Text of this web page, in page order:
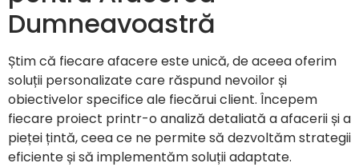
Dumneavoastră
Știm că fiecare afacere este unică, de aceea oferim
soluții personalizate care răspund nevoilor și
obiectivelor specifice ale fiecărui client. Începem
fiecare proiect printr-o analiză detaliată a afacerii și a
pieței țintă, ceea ce ne permite să dezvoltăm strategii
eficiente și să implementăm soluții adaptate.